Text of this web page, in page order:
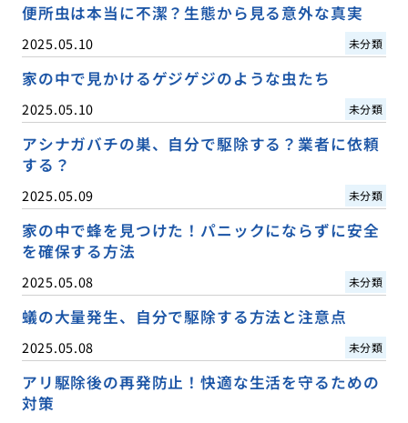
便所虫は本当に不潔？生態から見る意外な真実
2025.05.10 未分類
家の中で見かけるゲジゲジのような虫たち
2025.05.10 未分類
アシナガバチの巣、自分で駆除する？業者に依頼
する？
2025.05.09 未分類
家の中で蜂を見つけた！パニックにならずに安全
を確保する方法
2025.05.08 未分類
蟻の大量発生、自分で駆除する方法と注意点
2025.05.08 未分類
アリ駆除後の再発防止！快適な生活を守るための
対策